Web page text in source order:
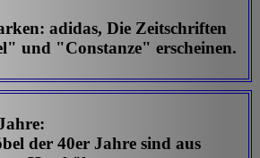
adidas, Die Zeitschriften
und "Constanze" erscheinen.
der 40er Jahre sind aus